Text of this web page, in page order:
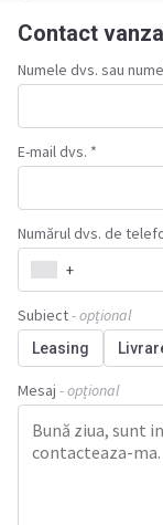
Contact
Numele dvs. sau
E-mail dvs. *
Numărul dvs. de
+
Subiect- opțional
Leasing
Mesaj - opțional